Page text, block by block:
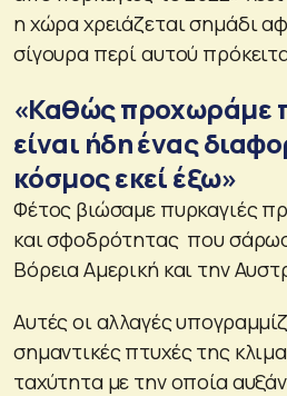
η χώρα χρειάζεται σημάδι
σίγουρα περί αυτού
«Καθώς προχωράμε
είναι ήδη ένας
κόσμος εκεί έξω»
Φέτος βιώσαμε πυρκαγιές
και σφοδρότητας που
Βόρεια Αμερική και την
Αυτές οι αλλαγές
σημαντικές πτυχές της
ταχύτητα με την οποία